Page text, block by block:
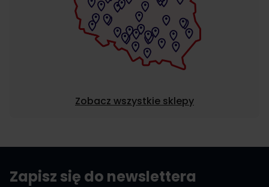
Zobacz wszystkie sklepy
Zapisz się do newslettera